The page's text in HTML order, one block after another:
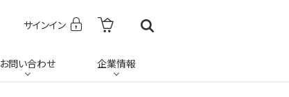
サインイン
お問い合わせ 企業情報